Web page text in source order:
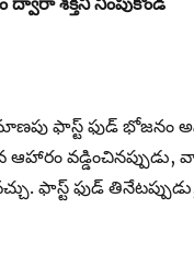
ఫాస్ట్ ఫుడ్ భోజనం
ఆహారం
ఫాస్ట్ ఫుడ్